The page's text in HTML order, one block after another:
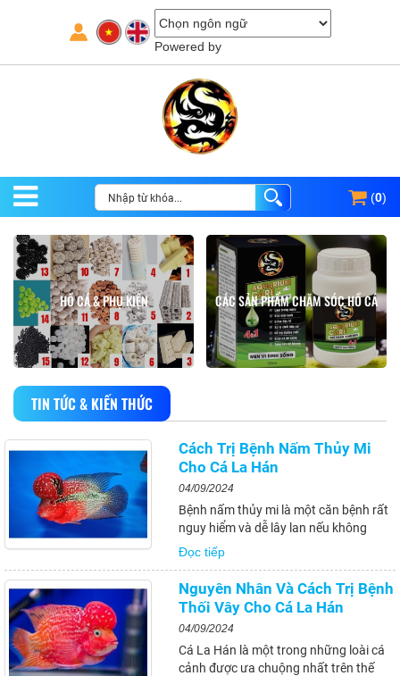
Powered by
(0)
HỒ CÁ & PHỤ KIỆN CÁC SẢN PHẨM CHĂM SÓC HỒ CÁ
TIN TỨC & KIẾN THỨC
Cách Trị Bệnh Nấm Thủy Mi
Cho Cá La Hán
04/09/2024
Bệnh nấm thủy mi là một căn bệnh rất
nguy hiểm và dễ lây lan nếu không
được phát hiện và điều trị kịp thời.
Trong bài viết này, chúng ta sẽ cùng tìm
hiểu về nguyên nhân, triệu chứng, cách
phòng ngừa và phương pháp điều trị...
Đọc tiếp
Nguyên Nhân Và Cách Trị Bệnh
Thối Vây Cho Cá La Hán
04/09/2024
Cá La Hán là một trong những loài cá
cảnh được ưa chuộng nhất trên thế